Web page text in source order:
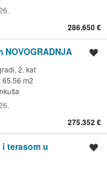
286.650 €
2. kat
m2
275.352 €
terasom u